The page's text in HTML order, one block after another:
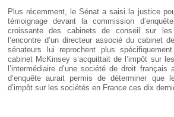
Plus récemment, le Sénat a saisi la justice
témoignage devant la commission
croissante des cabinets de conseil sur
l’encontre d’un directeur associé du cabinet
sénateurs lui reprochent plus
cabinet McKinsey s’acquittait de l’impôt sur
l’intermédiaire d’une société de droit
d’enquête aurait permis de déterminer que
d’impôt sur les sociétés en France ces dix